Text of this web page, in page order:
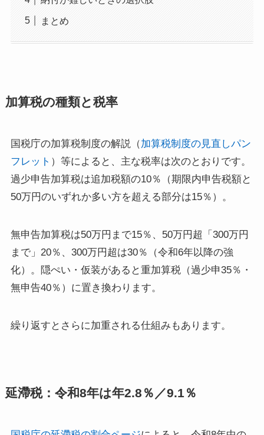
まとめ
加算税の種類と税率
国税庁の加算税制度の解説（加算税制度の見直しパン
フレット ）等によると、主な税率は次のとおりです。
過少申告加算税は追加税額の10％（期限内申告税額と
50万円のいずれか多い方を超える部分は15％）。
無申告加算税は50万円まで15％、50万円超「300万円
まで」20％、300万円超は30％（令和6年以降の強
化）。隠ぺい・仮装があると重加算税（過少申35％・
無申告40％）に置き換わります。
繰り返すとさらに加重される仕組みもあります。
延滯税：令和8年は年2.8％／9.1％